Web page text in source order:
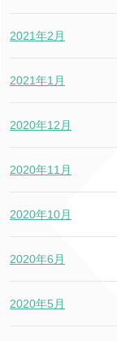
2021年2月
2021年1月
2020年12月
2020年11月
2020年10月
2020年6月
2020年5月